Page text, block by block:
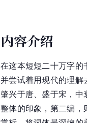
内容介绍
在这本短短二十万字的
并尝试着用现代的理解
肇兴于唐、盛于宋，中
整体的印象，第二编，